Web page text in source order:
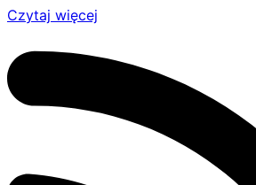
Czytaj więcej